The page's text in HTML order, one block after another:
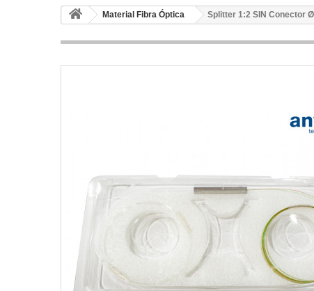
Material Fibra Óptica Splitter 1:2 SIN Conector